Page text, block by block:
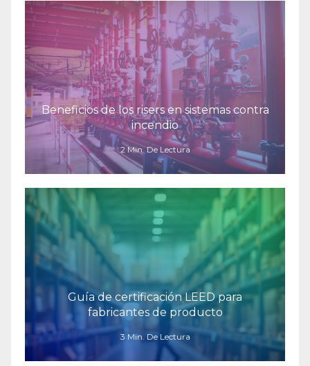
Beneficios de los risers en sistemas contra
incendio
2 Min. De Lectura
Guía de certificación LEED para
fabricantes de producto
3 Min. De Lectura